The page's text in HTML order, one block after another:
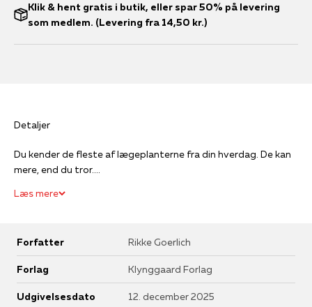
Klik & hent gratis i butik, eller spar 50% på levering
som medlem. (Levering fra 14,50 kr.)
Detaljer
Du kender de fleste af lægeplanterne fra din hverdag. De kan
mere, end du tror....
Læs mere
Forfatter Rikke Goerlich
Forlag Klynggaard Forlag
Udgivelsesdato 12. december 2025